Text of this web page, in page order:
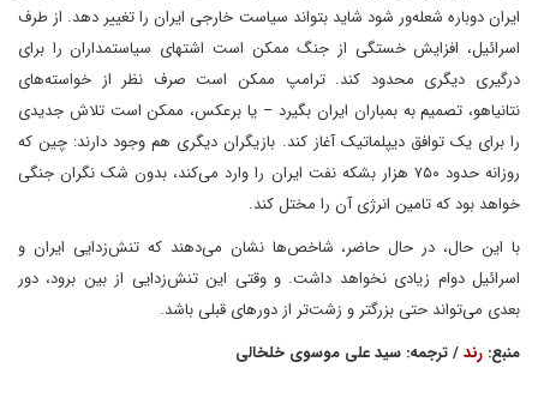
ایران دوباره شعله‌ور شود شاید بتواند سیاست خارجی ایران را تغییر دهد. از طرف
اسرائیل، افزایش خستگی از جنگ ممکن است اشتهای سیاستمداران را برای
درگیری دیگری محدود کند. ترامپ ممکن است صرف نظر از خواسته‌های
نتانیاهو، تصمیم به بمباران ایران بگیرد – یا برعکس، ممکن است تلاش جدیدی
را برای یک توافق دیپلماتیک آغاز کند. بازیگران دیگری هم وجود دارند: چین که
روزانه حدود ۷۵۰ هزار بشکه نفت ایران را وارد می‌کند، بدون شک نگران جنگی
خواهد بود که تامین انرژی آن را مختل کند.
با این حال، در حال حاضر، شاخص‌ها نشان می‌دهند که تنش‌زدایی ایران و
اسرائیل دوام زیادی نخواهد داشت. و وقتی این تنش‌زدایی از بین برود، دور
بعدی می‌تواند حتی بزرگتر و زشت‌تر از دورهای قبلی باشد.
منبع: رند/ ترجمه: سید علی موسوی خلخالی